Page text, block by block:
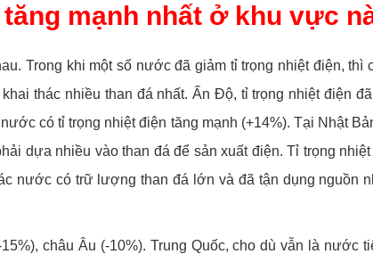
mạnh nhất ở khu vực
Trong khi một số nước đã giảm tỉ trọng nhiệt điện,
thác nhiều than đá nhất. Ấn Độ, tỉ trọng nhiệt điện
có tỉ trọng nhiệt điện tăng mạnh (+14%). Tại Nhật
dựa nhiều vào than đá để sản xuất điện. Tỉ trọng
nước có trữ lượng than đá lớn và đã tận dụng nguồn
châu Âu (-10%). Trung Quốc, cho dù vẫn là nước